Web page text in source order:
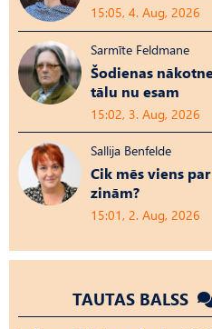
15:05, 4. Aug, 2026
Sarmīte Feldmane
Šodienas
tālu nu esam
15:02, 3. Aug, 2026
Sallija Benfelde
Cik mēs viens
zinām?
15:01, 2. Aug, 2026
TAUTAS BALSS